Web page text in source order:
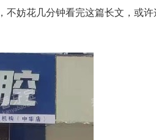
不妨花几分钟看完这篇长文，或